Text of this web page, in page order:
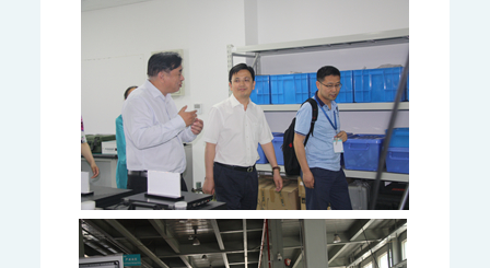
园区安全环保应急一体化监管平台
碳监测碳计量
SCS-900/900C GHG-智能碳排放在线计量监测系统
SCS-900M-船舶碳排放在线计量监测系统
温室气体监测系统
AQMS-900GHG-大气温室气体监测系统
AQMS-1100GHG-微型温室气体监测仪